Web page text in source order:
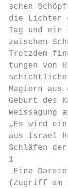
schen
die Lichter
Tag und
zwischen
Trotzdem
tungen von
schichtliche
Magiern aus
Geburt des
Weissagung
„Es wird
aus Israel
Schläfen
1
Eine
(Zugriff am